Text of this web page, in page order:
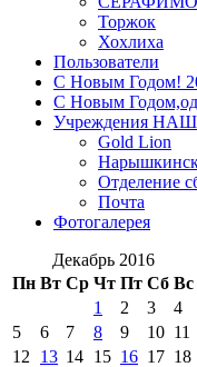
Торжок
Хохлиха
Пользователи
С Новым Годом!
С Новым
Учреждения
Gold Lion
Отделение
Почта
Фотогалерея
Декабрь 2016
Пн Вт Ср Чт Пт Сб Вс
1 2 3
4
5
6 7 8 9 10 11
12
13 14 15 16 17 18